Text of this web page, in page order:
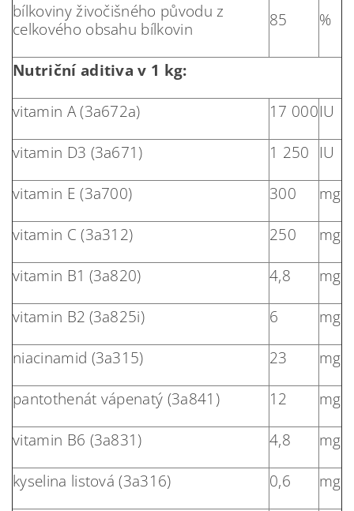
bílkoviny živočišného původu z
celkového obsahu bílkovin
85 %
Nutriční aditiva v 1 kg:
vitamin A (3a672a) 17 000IU
vitamin D3 (3a671) 1 250 IU
vitamin E (3a700) 300 mg
vitamin C (3a312) 250 mg
vitamin B1 (3a820) 4,8 mg
vitamin B2 (3a825i) 6 mg
niacinamid (3a315) 23 mg
pantothenát vápenatý (3a841) 12 mg
vitamin B6 (3a831) 4,8 mg
kyselina listová (3a316) 0,6 mg